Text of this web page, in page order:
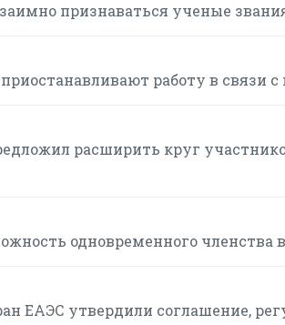
признаваться ученые
работу в связи
расширить круг
одновременного
ЕАЭС утвердили соглашение,